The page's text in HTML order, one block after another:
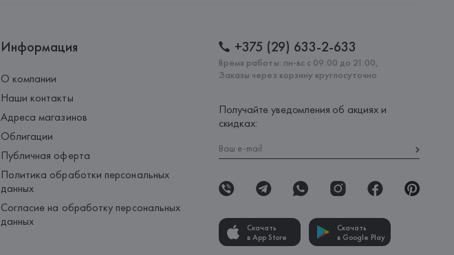
Информация
О компании
Наши контакты
Адреса магазинов
Облигации
Публичная оферта
Политика обработки персональных
данных
Согласие на обработку персональных
данных
+375 (29) 633-2-633
Время работы: пн-вс с 09:00 до 21:00,
Заказы через корзину круглосуточно
Получайте уведомления об акциях и
скидках:
Скачать
в App Store
Скачать
в Google Play